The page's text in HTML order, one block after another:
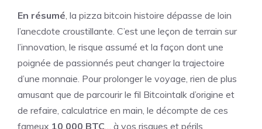
En résumé, la pizza bitcoin histoire dépasse de loin
l’anecdote croustillante. C’est une leçon de terrain sur
l’innovation, le risque assumé et la façon dont une
poignée de passionnés peut changer la trajectoire
d’une monnaie. Pour prolonger le voyage, rien de plus
amusant que de parcourir le fil Bitcointalk d’origine et
de refaire, calculatrice en main, le décompte de ces
fameux 10 000 BTC… à vos risques et périls